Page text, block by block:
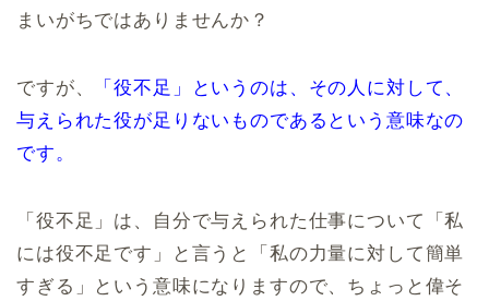
まいがちではありませんか？
ですが、
「役不足」というのは、その人に対して、
与えられた役が足りないものであるという意味なの
です。
「役不足」は、自分で与えられた仕事について「私
には役不足です」と言うと「私の力量に対して簡単
すぎる」という意味になりますので、ちょっと偉そ